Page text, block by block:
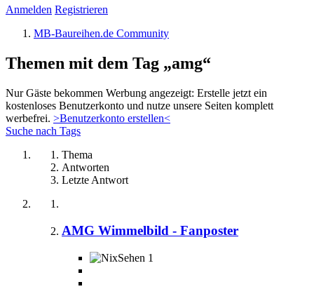
Anmelden Registrieren
MB-Baureihen.de Community
Themen mit dem Tag „amg“
Nur Gäste bekommen Werbung angezeigt: Erstelle jetzt ein
kostenloses Benutzerkonto und nutze unsere Seiten komplett
werbefrei. >Benutzerkonto erstellen<
Suche nach Tags
Thema
Antworten
Letzte Antwort
AMG Wimmelbild - Fanposter
1